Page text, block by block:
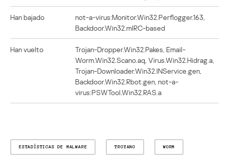
Han bajado
not-a-virus:Monitor.Win32.Perflogger.163,
Backdoor.Win32.mIRC-based
Han vuelto
Trojan-Dropper.Win32.Pakes, Email-
Worm.Win32.Scano.aq, Virus.Win32.Hidrag.a,
Trojan-Downloader.Win32.INService.gen,
Backdoor.Win32.Rbot.gen, not-a-
virus:PSWTool.Win32.RAS.a
ESTADÍSTICAS DE MALWARE TROYANO WORM